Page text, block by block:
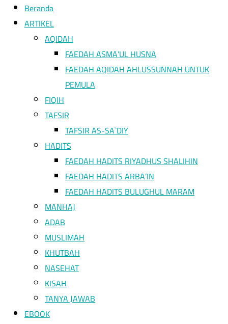
adalah
dari
Beranda
ARTIKEL
AQIDAH
FAEDAH ASMA’UL HUSNA
FAEDAH AQIDAH AHLUSSUNNAH UNTUK
PEMULA
FIQIH
TAFSIR
TAFSIR AS-SA`DIY
HADITS
FAEDAH HADITS RIYADHUS SHALIHIN
FAEDAH HADITS ARBA’IN
FAEDAH HADITS BULUGHUL MARAM
MANHAJ
ADAB
MUSLIMAH
KHUTBAH
NASEHAT
KISAH
TANYA JAWAB
EBOOK